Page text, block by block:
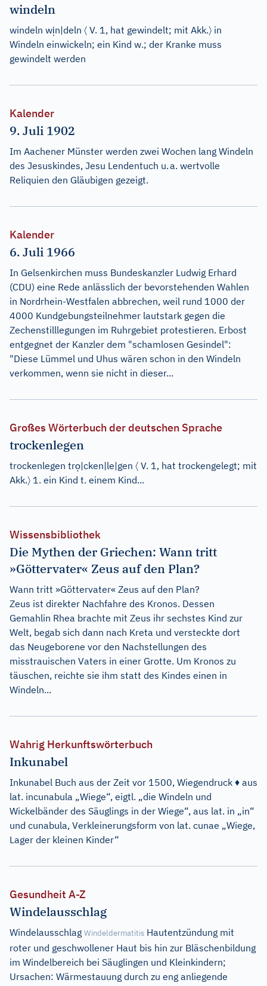
windeln
windeln wịn|deln 〈 V. 1 , hat gewindelt; mit Akk.〉 in
Windeln einwickeln; ein Kind w.; der Kranke muss
gewindelt werden
Kalender
9. Juli 1902
Im Aachener Münster werden zwei Wochen lang Windeln
des Jesuskindes, Jesu Lendentuch u. a. wertvolle
Reliquien den Gläubigen gezeigt.
Kalender
6. Juli 1966
In Gelsenkirchen muss Bundeskanzler Ludwig Erhard
(CDU) eine Rede anlässlich der bevorstehenden Wahlen
in Nordrhein-Westfalen abbrechen, weil rund 1000 der
4000 Kundgebungsteilnehmer lautstark gegen die
Zechenstilllegungen im Ruhrgebiet protestieren. Erbost
entgegnet der Kanzler dem "schamlosen Gesindel":
"Diese Lümmel und Uhus wären schon in den Windeln
verkommen, wenn sie nicht in dieser...
Großes Wörterbuch der deutschen Sprache
trockenlegen
trockenlegen trọ|cken|le|gen 〈 V. 1 , hat trockengelegt; mit
Akk.〉 1. ein Kind t. einem Kind...
Wissensbibliothek
Die Mythen der Griechen: Wann tritt
»Göttervater« Zeus auf den Plan?
Wann tritt »Göttervater« Zeus auf den Plan?
Zeus ist direkter Nachfahre des Kronos. Dessen
Gemahlin Rhea brachte mit Zeus ihr sechstes Kind zur
Welt, begab sich dann nach Kreta und versteckte dort
das Neugeborene vor den Nachstellungen des
misstrauischen Vaters in einer Grotte. Um Kronos zu
täuschen, reichte sie ihm statt des Kindes einen in
Windeln...
Wahrig Herkunftswörterbuch
Inkunabel
Inkunabel Buch aus der Zeit vor 1500, Wiegendruck ♦ aus
lat. incunabula „Wiege“, eigtl. „die Windeln und
Wickelbänder des Säuglings in der Wiege“, aus lat. in „in“
und cunabula, Verkleinerungsform von lat. cunae „Wiege,
Lager der kleinen Kinder“
Gesundheit A-Z
Windelausschlag
Windelausschlag Windeldermatitis Hautentzündung mit
roter und geschwollener Haut bis hin zur Bläschenbildung
im Windelbereich bei Säuglingen und Kleinkindern;
Ursachen: Wärmestauung durch zu eng anliegende